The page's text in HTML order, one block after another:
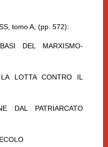
tomo A, (pp. 572):
DEL MARXISMO-
LOTTA CONTRO IL
DAL PATRIARCATO